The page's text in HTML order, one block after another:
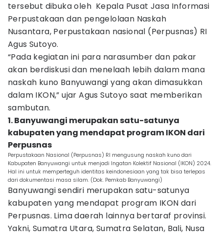
tersebut dibuka oleh Kepala Pusat Jasa Informasi
Perpustakaan dan pengelolaan Naskah
Nusantara, Perpustakaan nasional (Perpusnas) RI
Agus Sutoyo.
“Pada kegiatan ini para narasumber dan pakar
akan berdiskusi dan menelaah lebih dalam mana
naskah kuno Banyuwangi yang akan dimasukkan
dalam IKON,” ujar Agus Sutoyo saat memberikan
sambutan.
1. Banyuwangi merupakan satu-satunya
kabupaten yang mendapat program IKON dari
Perpusnas
Perpustakaan Nasional (Perpusnas) RI mengusung naskah kuno dari
Kabupaten Banyuwangi untuk menjadi Ingatan Kolektif Nasional (IKON) 2024.
Hal ini untuk memperteguh identitas keindonesiaan yang tak bisa terlepas
dari dokumentasi masa silam. (Dok. Pemkab Banyuwangi)
Banyuwangi sendiri merupakan satu-satunya
kabupaten yang mendapat program IKON dari
Perpusnas. Lima daerah lainnya bertaraf provinsi.
Yakni, Sumatra Utara, Sumatra Selatan, Bali, Nusa